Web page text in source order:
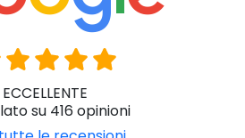
ECCELLENTE
su 416 opinioni